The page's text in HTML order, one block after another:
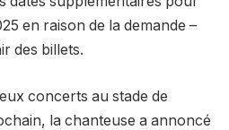
en raison de la demande –
des billets.
concerts au stade de
la chanteuse a annoncé